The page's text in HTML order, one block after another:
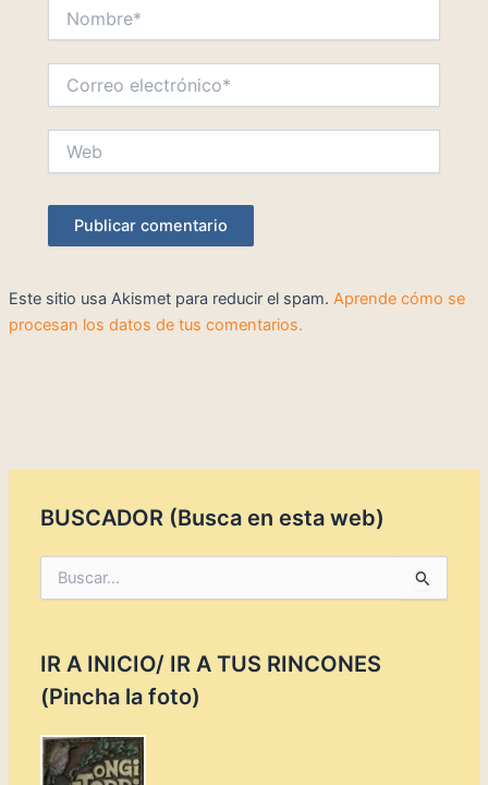
electrónico*
Este sitio usa Akismet para reducir el spam. Aprende cómo se
procesan los datos de tus comentarios.
BUSCADOR (Busca en esta web)
u
r
p
r
:
IR A INICIO/ IR A TUS RINCONES
(Pincha la foto)